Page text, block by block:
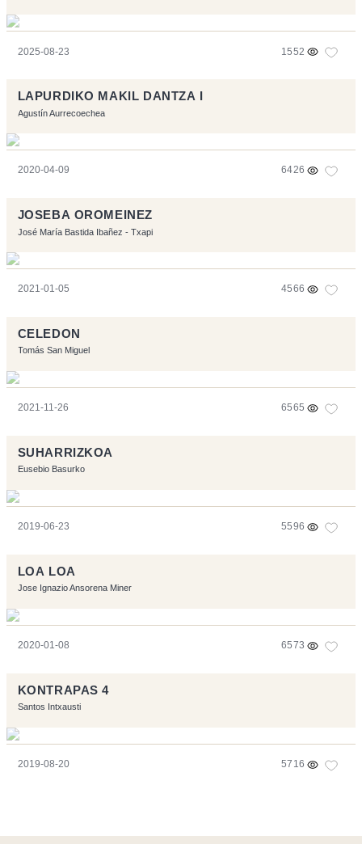
2025-08-23 1552
LAPURDIKO MAKIL DANTZA I
Agustín Aurrecoechea
2020-04-09 6426
JOSEBA OROMEINEZ
José María Bastida Ibañez - Txapi
2021-01-05 4566
CELEDON
Tomás San Miguel
2021-11-26 6565
SUHARRIZKOA
Eusebio Basurko
2019-06-23 5596
LOA LOA
Jose Ignazio Ansorena Miner
2020-01-08 6573
KONTRAPAS 4
Santos Intxausti
2019-08-20 5716